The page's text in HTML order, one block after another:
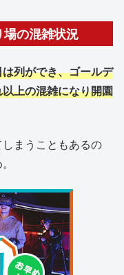
場の混雑状況
列ができ、ゴールデ
上の混雑になり開園
まうこともあるの